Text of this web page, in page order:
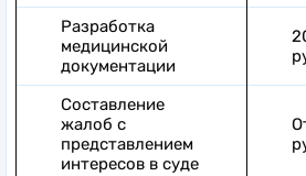
Разработка
медицинской
документации
Составление
жалоб с
представлением
интересов в суде